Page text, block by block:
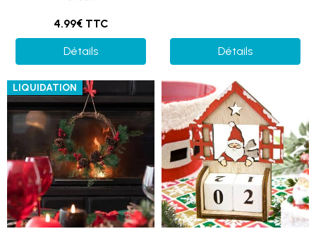
4.99€ TTC
Détails Détails
LIQUIDATION